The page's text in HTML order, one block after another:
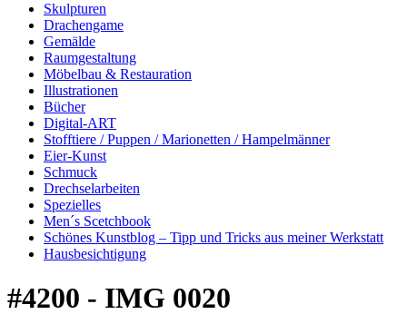
Skulpturen
Drachengame
Gemälde
Raumgestaltung
Möbelbau & Restauration
Illustrationen
Bücher
Digital-ART
Stofftiere / Puppen / Marionetten / Hampelmänner
Eier-Kunst
Schmuck
Drechselarbeiten
Spezielles
Men´s Scetchbook
Schönes Kunstblog – Tipp und Tricks aus meiner Werkstatt
Hausbesichtigung
#4200 - IMG 0020